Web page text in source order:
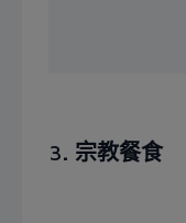
3. 宗教餐食